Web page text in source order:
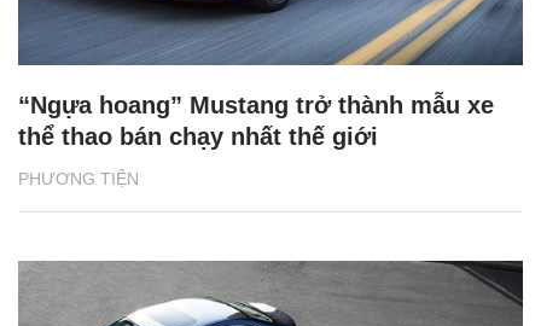
PHƯƠNG TIỆN
“Ngựa hoang” Mustang trở thành mẫu xe
thể thao bán chạy nhất thế giới